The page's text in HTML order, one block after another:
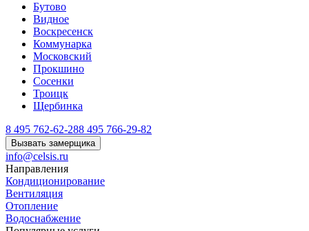
Бутово
Видное
Воскресенск
Коммунарка
Московский
Прокшино
Сосенки
Троицк
Щербинка
8 495 762-62-288 495 766-29-82
Вызвать замерщика
info@celsis.ru
Направления
Кондиционирование
Вентиляция
Отопление
Водоснабжение